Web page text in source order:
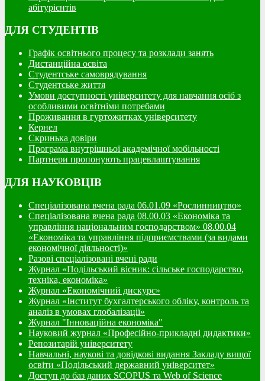
абітурієнтів
ДЛЯ СТУДЕНТІВ
Графік освітнього процесу та розклади занять
Дистанційна освіта
Студентське самоврядування
Студентське життя
Умови доступності університету для навчання осіб з
особливими освітніми потребами
Проживання в гуртожитках університету
Кернел
Скринька довіри
Програма внутрішньої академічної мобільності
Партнери пропонують працевлаштування
ДЛЯ НАУКОВЦІВ
Спеціалізована вчена рада 06.01.09 «Рослинництво»
Спеціалізована вчена рада 08.00.03 «Економіка та
управління національним господарством» 08.00.04
«Економіка та управління підприємствами (за видами
економічної діяльності)»
Разові спеціалізовані вчені ради
Журнал «Подільський вісник: сільське господарство,
техніка, економіка»
Журнал «Економічний дискурс»
Журнал «Інститут бухгалтерського обліку, контроль та
аналіз в умовах глобалізації»
Журнал "Інноваційна економіка"
Науковий журнал «Професійно-прикладні дидактики»
Репозитарій університету
Навчальні, наукові та довідкові видання Закладу вищої
освіти «Подільський державний університет»
Доступ до баз даних SCOPUS та Web of Science